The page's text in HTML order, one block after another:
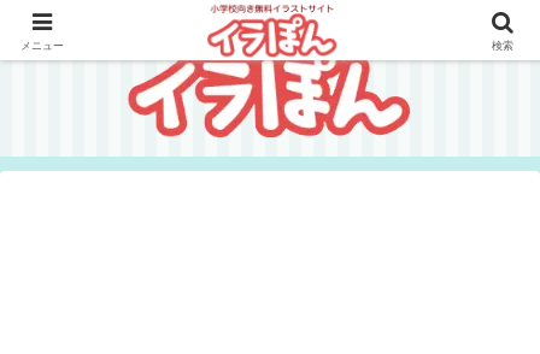
メニュー 検索